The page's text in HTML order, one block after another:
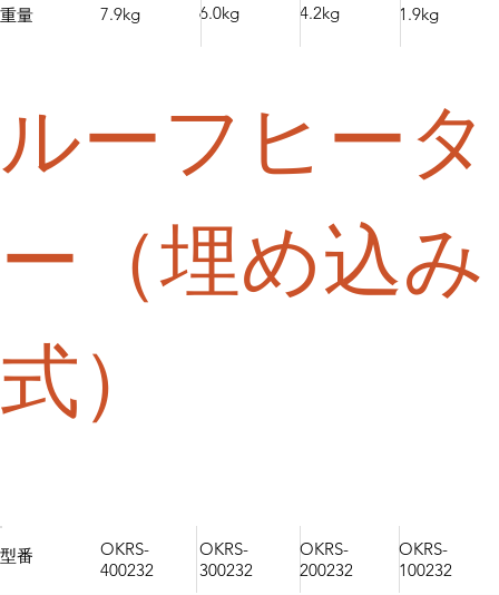
重量 7.9kg 6.0kg 4.2kg 1.9kg
ルーフヒータ
ー （埋め込み
式）
型番
OKRS-
400232
OKRS-
300232
OKRS-
200232
OKRS-
100232